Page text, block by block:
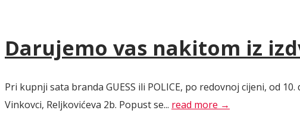
Darujemo vas nakitom iz
Pri kupnji sata branda GUESS ili POLICE, po redovnoj cijeni, od
Vinkovci, Reljkovićeva 2b. Popust se... read more →